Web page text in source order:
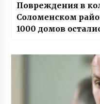
Повреждения в
Соломенском
1000 домов